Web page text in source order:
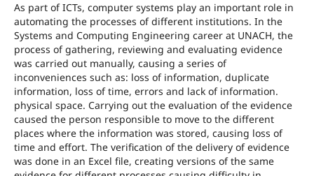
As part of ICTs, computer systems play an important role in
automating the processes of different institutions. In the
Systems and Computing Engineering career at UNACH, the
process of gathering, reviewing and evaluating evidence
was carried out manually, causing a series of
inconveniences such as: loss of information, duplicate
information, loss of time, errors and lack of information.
physical space. Carrying out the evaluation of the evidence
caused the person responsible to move to the different
places where the information was stored, causing loss of
time and effort. The verification of the delivery of evidence
was done in an Excel file, creating versions of the same